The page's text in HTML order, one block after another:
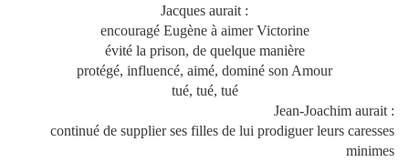
Jacques aurait :
encouragé Eugène à aimer Victorine
évité la prison, de quelque manière
protégé, influencé, aimé, dominé son Amour
tué, tué, tué
Jean-Joachim aurait :
continué de supplier ses filles de lui prodiguer leurs caresses
minimes